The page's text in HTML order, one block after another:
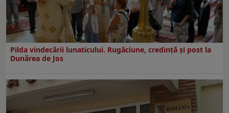
Pilda vindecării lunaticului. Rugăciune, credință și post la
Dunărea de Jos